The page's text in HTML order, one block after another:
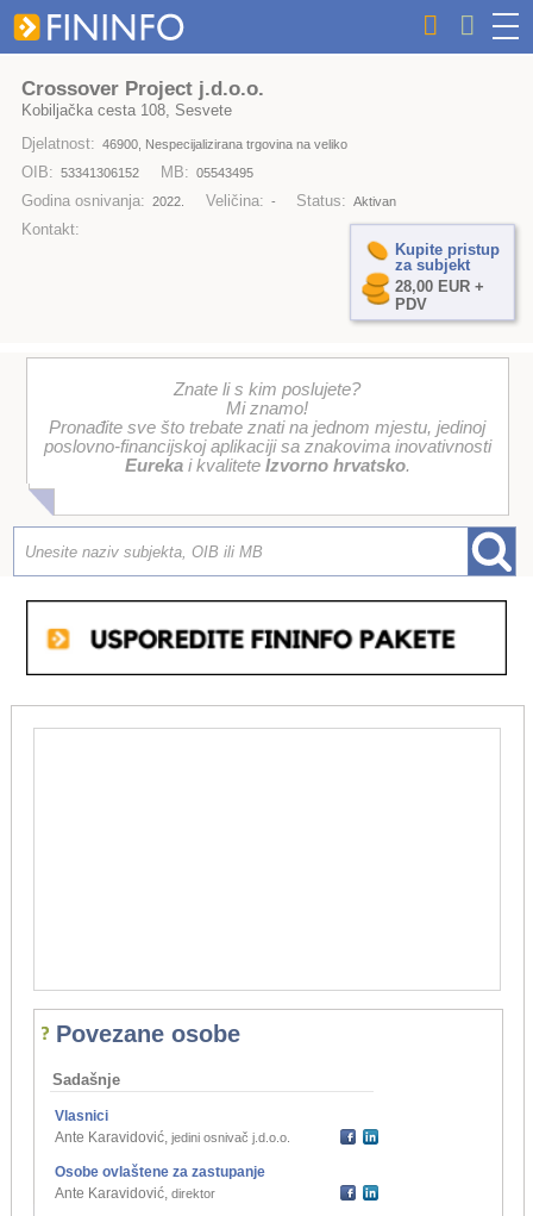
Crossover Project j.d.o.o.
Kobiljačka cesta 108, Sesvete
Djelatnost: 46900, Nespecijalizirana trgovina na veliko
OIB: 53341306152 MB: 05543495
Godina osnivanja: 2022. Veličina: - Status: Aktivan
Kontakt:
Kupite pristup
za subjekt
28,00 EUR +
PDV
Znate li s kim poslujete?
Mi znamo!
Pronađite sve što trebate znati na jednom mjestu, jedinoj
poslovno-financijskoj aplikaciji sa znakovima inovativnosti
Eurekai kvalitete Izvorno hrvatsko.
Povezane osobe
Sadašnje
Vlasnici
Ante Karavidović, jedini osnivač j.d.o.o.
Osobe ovlaštene za zastupanje
Ante Karavidović, direktor